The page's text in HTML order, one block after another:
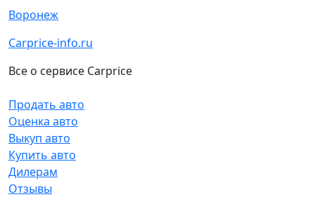
Воронеж
Carprice-info.ru
Все о сервисе Carprice
Продать авто
Оценка авто
Выкуп авто
Купить авто
Дилерам
Отзывы